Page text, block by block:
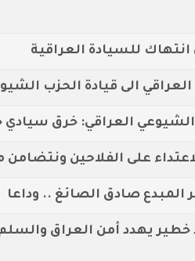
للسيادة العراقية
الى قيادة الحزب
العراقي: خرق
على الفلاحين
صادق الصائغ .. وداعا
يهدد أمن العراق